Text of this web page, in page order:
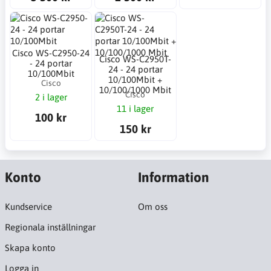
Cisco WS-C2950-24
- 24 portar
10/100Mbit
Cisco
2 i lager
100 kr
Cisco WS-C2950T-
24 - 24 portar
10/100Mbit +
10/100/1000 Mbit
Cisco
11 i lager
150 kr
Konto
Kundservice
Regionala inställningar
Skapa konto
Logga in
Information
Om oss